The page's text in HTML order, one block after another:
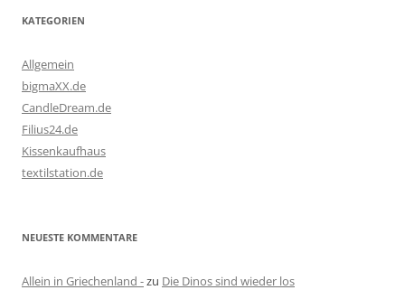
KATEGORIEN
Allgemein
bigmaXX.de
CandleDream.de
Filius24.de
Kissenkaufhaus
textilstation.de
NEUESTE KOMMENTARE
Allein in Griechenland -zu Die Dinos sind wieder los